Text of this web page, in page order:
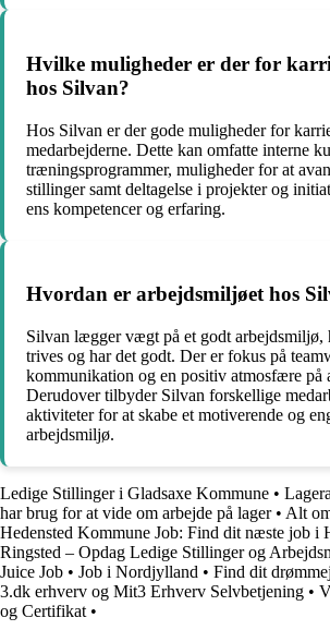
Hvilke muligheder er der for
hos Silvan?
Hos Silvan er der gode muligheder for
medarbejderne. Dette kan omfatte interne
træningsprogrammer, muligheder for at
stillinger samt deltagelse i projekter og
ens kompetencer og erfaring.
Hvordan er arbejdsmiljøet hos
Silvan lægger vægt på et godt arbejdsmiljø,
trives og har det godt. Der er fokus på
kommunikation og en positiv atmosfære på
Derudover tilbyder Silvan forskellige
aktiviteter for at skabe et motiverende og
arbejdsmiljø.
Ledige Stillinger i Gladsaxe Kommune •
har brug for at vide om arbejde på lager• Alt
Hedensted Kommune Job: Find dit næste job i
Ringsted – Opdag Ledige Stillinger og
Juice Job • Job i Nordjylland • Find dit
3.dk erhverv og Mit3 Erhverv Selvbetjening •
og Certifikat •